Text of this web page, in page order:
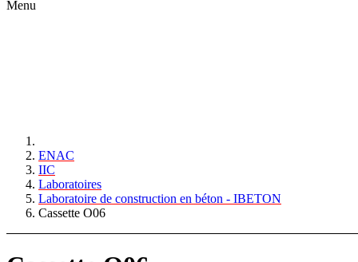
Menu
ENAC
IIC
Laboratoires
Laboratoire de construction en béton - IBETON
Cassette O06